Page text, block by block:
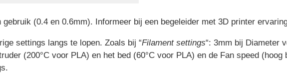
(0.4 en 0.6mm). Informeer bij een begeleider met 3D printer
settings langs te lopen. Zoals bij “Filament settings“: 3mm bij Diameter
(200°C voor PLA) en het bed (60°C voor PLA) en de Fan speed (hoog